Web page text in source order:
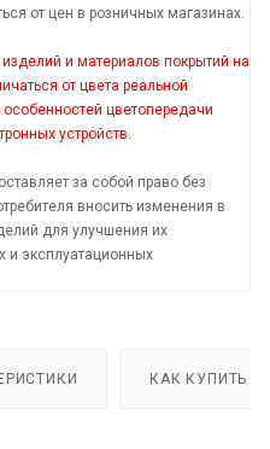
от цен в розничных магазинах.
и материалов покрытий на
от цвета реальной
особенностей цветопередачи
устройств.
за собой право без
вносить изменения в
для улучшения их
и эксплуатационных
КАК КУПИТЬ